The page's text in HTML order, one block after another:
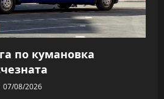
пo кумановка
07/08/2026